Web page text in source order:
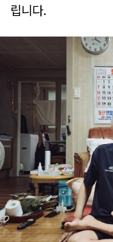
립니다.